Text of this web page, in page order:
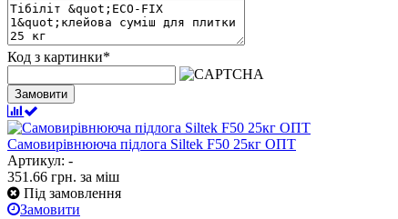
Код з картинки*
Замовити
Самовирівнююча підлога Siltek F50 25кг ОПТ
Артикул: -
351.66 грн. за міш
Під замовлення
Замовити